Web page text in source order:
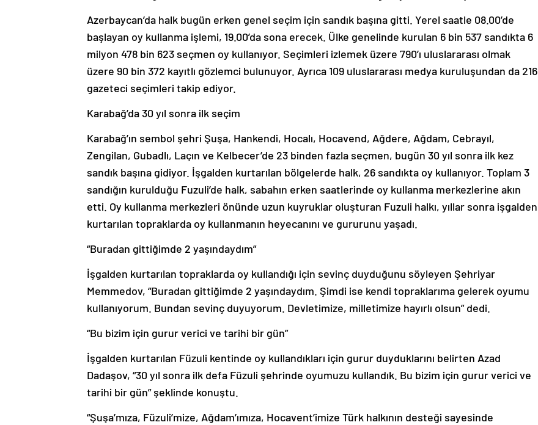
Azerbaycan’da halk bugün erken genel seçim için sandık başına gitti. Yerel saatle 08.00’de
başlayan oy kullanma işlemi, 19.00’da sona erecek. Ülke genelinde kurulan 6 bin 537 sandıkta 6
milyon 478 bin 623 seçmen oy kullanıyor. Seçimleri izlemek üzere 790’ı uluslararası olmak
üzere 90 bin 372 kayıtlı gözlemci bulunuyor. Ayrıca 109 uluslararası medya kuruluşundan da 216
gazeteci seçimleri takip ediyor.
Karabağ’da 30 yıl sonra ilk seçim
Karabağ’ın sembol şehri Şuşa, Hankendi, Hocalı, Hocavend, Ağdere, Ağdam, Cebrayıl,
Zengilan, Gubadlı, Laçın ve Kelbecer’de 23 binden fazla seçmen, bugün 30 yıl sonra ilk kez
sandık başına gidiyor. İşgalden kurtarılan bölgelerde halk, 26 sandıkta oy kullanıyor. Toplam 3
sandığın kurulduğu Fuzuli’de halk, sabahın erken saatlerinde oy kullanma merkezlerine akın
etti. Oy kullanma merkezleri önünde uzun kuyruklar oluşturan Fuzuli halkı, yıllar sonra işgalden
kurtarılan topraklarda oy kullanmanın heyecanını ve gururunu yaşadı.
“Buradan gittiğimde 2 yaşındaydım”
İşgalden kurtarılan topraklarda oy kullandığı için sevinç duyduğunu söyleyen Şehriyar
Memmedov, “Buradan gittiğimde 2 yaşındaydım. Şimdi ise kendi topraklarıma gelerek oyumu
kullanıyorum. Bundan sevinç duyuyorum. Devletimize, milletimize hayırlı olsun” dedi.
“Bu bizim için gurur verici ve tarihi bir gün”
İşgalden kurtarılan Füzuli kentinde oy kullandıkları için gurur duyduklarını belirten Azad
Dadaşov, “30 yıl sonra ilk defa Füzuli şehrinde oyumuzu kullandık. Bu bizim için gurur verici ve
tarihi bir gün” şeklinde konuştu.
“Şuşa’mıza, Füzuli’mize, Ağdam’ımıza, Hocavent’imize Türk halkının desteği sayesinde